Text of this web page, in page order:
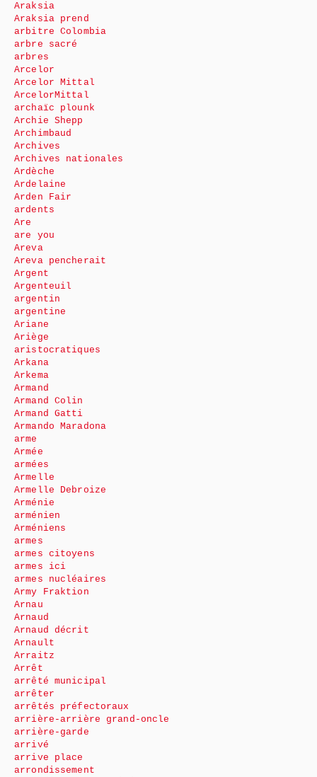
Araksia
Araksia prend
arbitre Colombia
arbre sacré
arbres
Arcelor
Arcelor Mittal
ArcelorMittal
archaïc plounk
Archie Shepp
Archimbaud
Archives
Archives nationales
Ardèche
Ardelaine
Arden Fair
ardents
Are
are you
Areva
Areva pencherait
Argent
Argenteuil
argentin
argentine
Ariane
Ariège
aristocratiques
Arkana
Arkema
Armand
Armand Colin
Armand Gatti
Armando Maradona
arme
Armée
armées
Armelle
Armelle Debroize
Arménie
arménien
Arméniens
armes
armes citoyens
armes ici
armes nucléaires
Army Fraktion
Arnau
Arnaud
Arnaud décrit
Arnault
Arraitz
Arrêt
arrêté municipal
arrêter
arrêtés préfectoraux
arrière-arrière grand-oncle
arrière-garde
arrivé
arrive place
arrondissement